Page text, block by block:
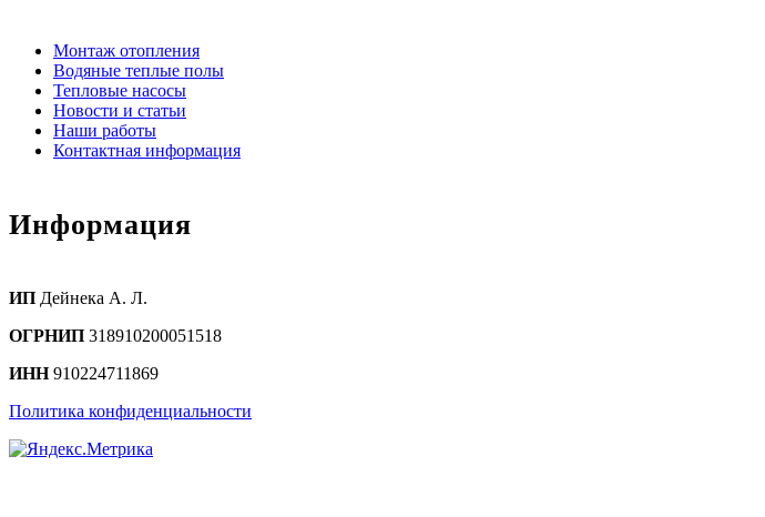
Монтаж отопления
Водяные теплые полы
Тепловые насосы
Новости и статьи
Наши работы
Контактная информация
Информация
ИП Дейнека А. Л.
ОГРНИП 318910200051518
ИНН910224711869
Политика конфиденциальности